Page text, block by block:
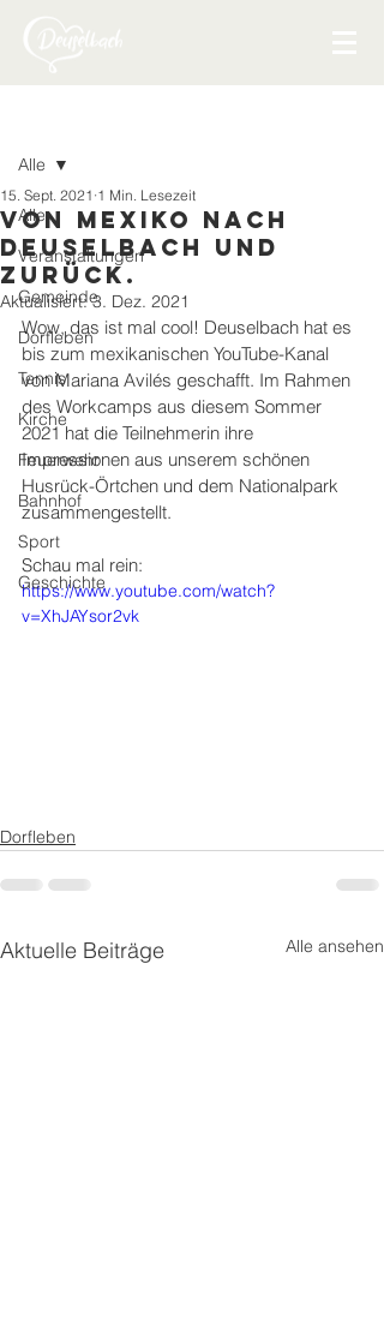
Alle
Veranstaltungen
Gemeinde
Dorfleben
Tennis
Kirche
Feuerwehr
Bahnhof
Sport
Geschichte
Alle
von mexiko nach
Deuselbach und
zurück.
15. Sept. 2021 1 Min. Lesezeit
Aktualisiert:3. Dez. 2021
Wow, das ist mal cool! Deuselbach hat es
bis zum mexikanischen YouTube-Kanal
von Mariana Avilés geschafft. Im Rahmen
des Workcamps aus diesem Sommer
2021 hat die Teilnehmerin ihre
Impressionen aus unserem schönen
Husrück-Örtchen und dem Nationalpark
zusammengestellt.
Schau mal rein:
https://www.youtube.com/watch?
v=XhJAYsor2vk
Dorfleben
Aktuelle Beiträge Alle ansehen